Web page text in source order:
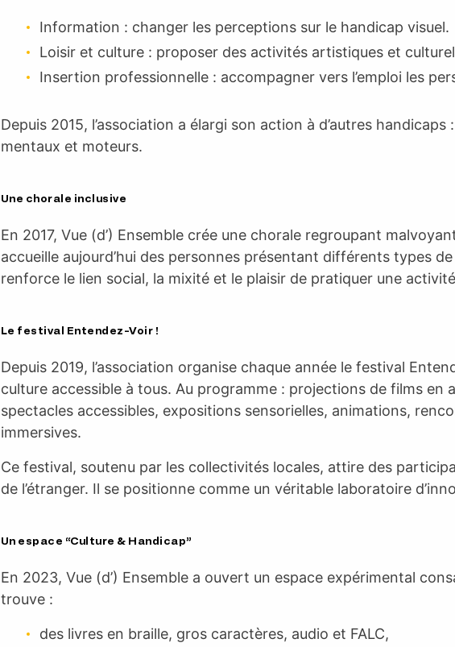
Information : changer les perceptions sur le handicap visuel.
Loisir et culture : proposer des activités artistiques et
Insertion professionnelle : accompagner vers l’emploi les
Depuis 2015, l’association a élargi son action à d’autres
mentaux et moteurs.
Une chorale inclusive
En 2017, Vue (d’) Ensemble crée une chorale regroupant
accueille aujourd’hui des personnes présentant différents types
renforce le lien social, la mixité et le plaisir de pratiquer une
Le festival Entendez-Voir !
Depuis 2019, l’association organise chaque année le festival
culture accessible à tous. Au programme : projections de films en
spectacles accessibles, expositions sensorielles, animations,
immersives.
Ce festival, soutenu par les collectivités locales, attire des
de l’étranger. Il se positionne comme un véritable laboratoire
Un espace “Culture & Handicap”
En 2023, Vue (d’) Ensemble a ouvert un espace expérimental
trouve :
des livres en braille, gros caractères, audio et FALC,